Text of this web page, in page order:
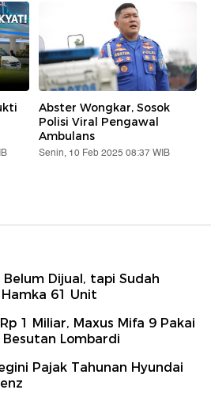
Abster Wongkar, Sosok
Polisi Viral Pengawal
Ambulans
Senin, 10 Feb 2025 08:37 WIB
Belum Dijual, tapi Sudah
61 Unit
1 Miliar, Maxus Mifa 9 Pakai
Lombardi
Pajak Tahunan Hyundai